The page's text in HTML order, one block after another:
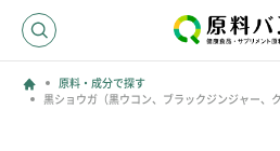
原料・成分で探す
黒ショウガ（黒ウコン、ブラックジンジャー、